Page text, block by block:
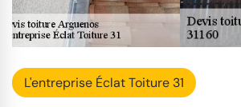
L'entreprise Éclat Toiture 31